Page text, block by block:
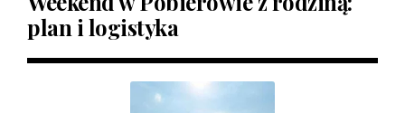
plan i logistyka